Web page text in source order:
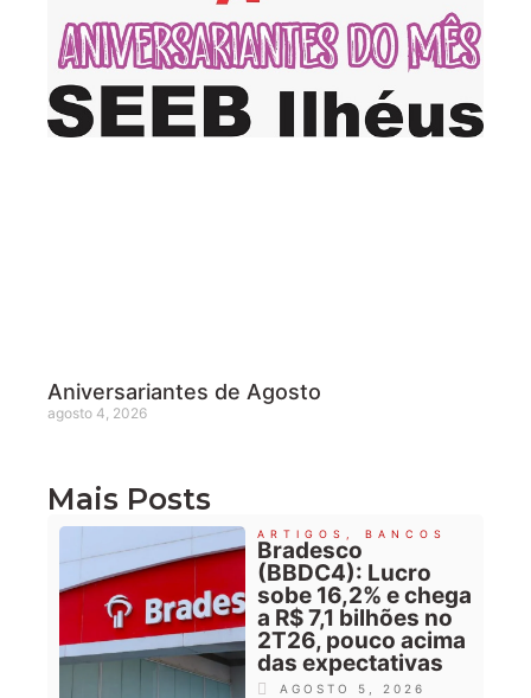
Aniversariantes de Agosto
agosto 4, 2026
Mais Posts
ARTIGOS , BANCOS
Bradesco
(BBDC4): Lucro
sobe 16,2% e chega
a R$ 7,1 bilhões no
2T26, pouco acima
das expectativas
AGOSTO 5, 2026